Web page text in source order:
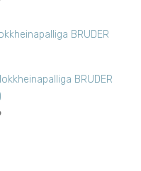
BRUDER